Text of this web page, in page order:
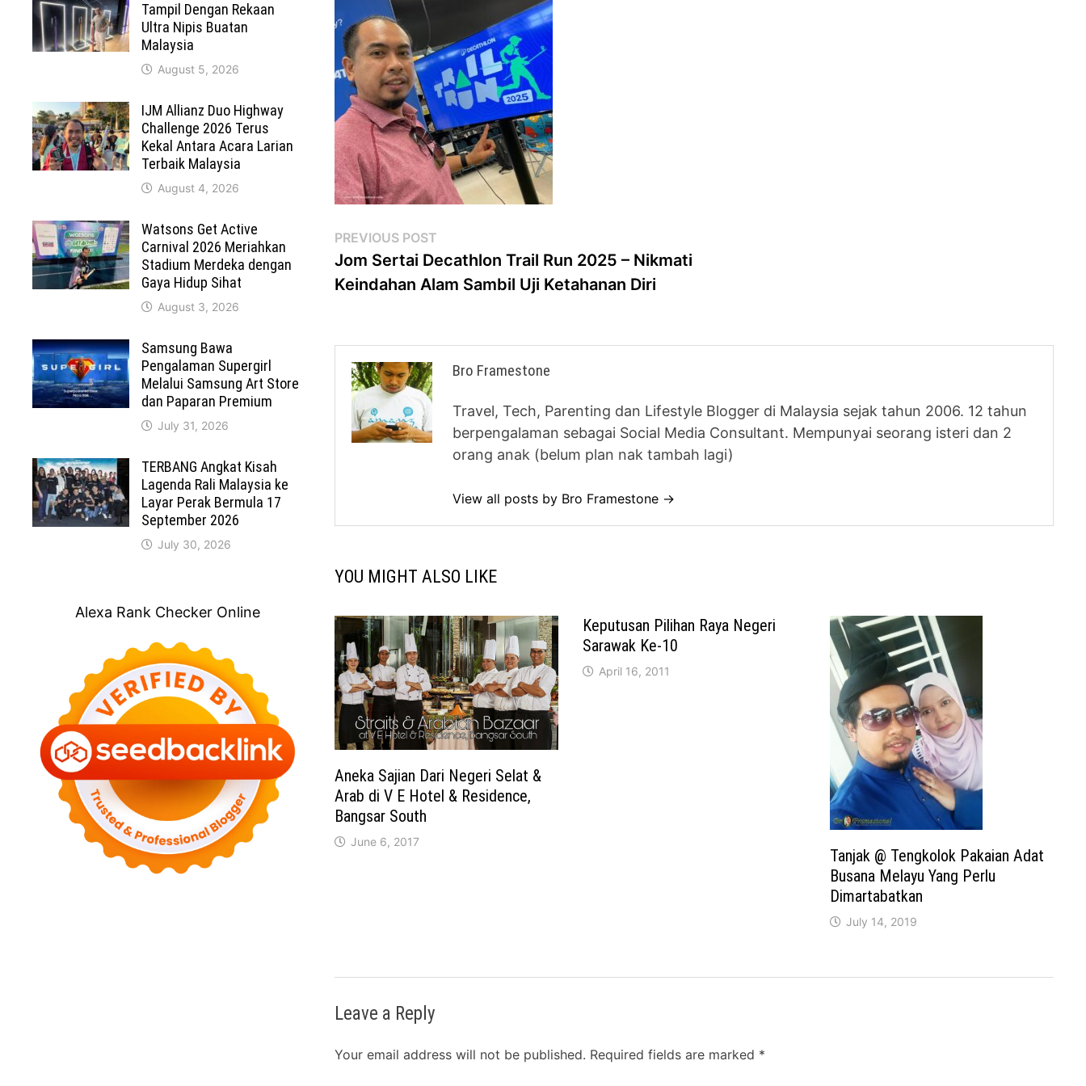
Post
navigation
PREVIOUS POST
post:
Jom Sertai Decathlon Trail Run 2025 – Nikmati
Keindahan Alam Sambil Uji Ketahanan Diri
Bro Framestone
Travel, Tech, Parenting dan Lifestyle Blogger di Malaysia sejak tahun 2006. 12 tahun
berpengalaman sebagai Social Media Consultant. Mempunyai seorang isteri dan 2
orang anak (belum plan nak tambah lagi)
View all posts by Bro Framestone →
YOU MIGHT ALSO LIKE
Aneka Sajian Dari Negeri Selat &
Arab di V E Hotel & Residence,
Bangsar South
June 6, 2017
Keputusan Pilihan Raya Negeri
Sarawak Ke-10
April 16, 2011
Tanjak @ Tengkolok Pakaian Adat
Busana Melayu Yang Perlu
Dimartabatkan
July 14, 2019
Leave a Reply
Your email address will not be published. Required fields are marked *
Tampil Dengan Rekaan
Ultra Nipis Buatan
Malaysia
August 5, 2026
IJM Allianz Duo Highway
Challenge 2026 Terus
Kekal Antara Acara Larian
Terbaik Malaysia
August 4, 2026
Watsons Get Active
Carnival 2026 Meriahkan
Stadium Merdeka dengan
Gaya Hidup Sihat
August 3, 2026
Samsung Bawa
Pengalaman Supergirl
Melalui Samsung Art Store
dan Paparan Premium
July 31, 2026
TERBANG Angkat Kisah
Lagenda Rali Malaysia ke
Layar Perak Bermula 17
September 2026
July 30, 2026
Alexa Rank Checker Online